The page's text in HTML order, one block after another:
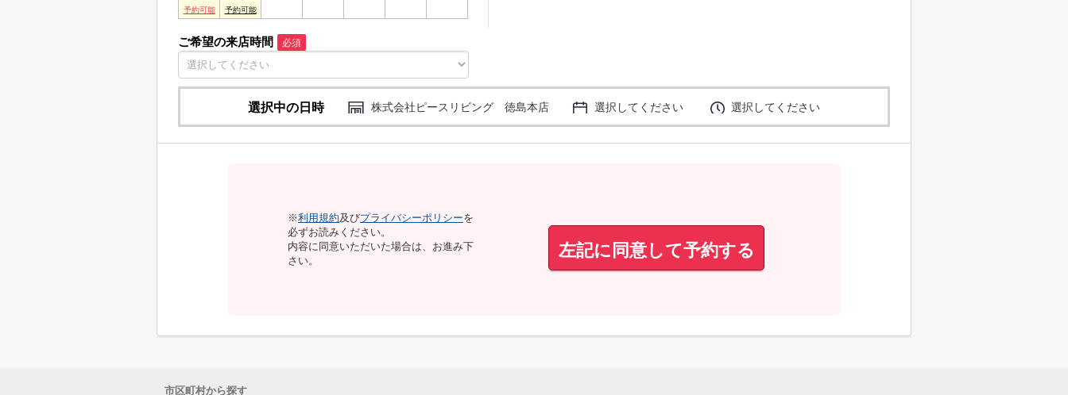
ご希望の来店時間 必須
選択中の日時 株式会社ピースリビング 徳島本店 選択してください 選択してください
※利用規約及びプライバシーポリシーを
必ずお読みください。
内容に同意いただいた場合は、お進み下
さい。
左記に同意して予約する
市区町村から探す